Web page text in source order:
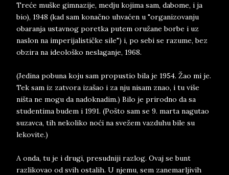
Treće muške gimnazije, medju kojima sam, dabome, i ja
bio), 1948 (kad sam konačno uhvaćen u "organizovanju
obaranja ustavnog poretka putem oružane borbe i uz
naslon na imperijalističke sile") i, po sebi se razume, bez
obzira na ideološko neslaganje, 1968.
(Jedina pobuna koju sam propustio bila je 1954. Žao mi je.
Tek sam iz zatvora izašao i za nju nisam znao, i tu više
ništa ne mogu da nadoknadim.) Bilo je prirodno da sa
studentima budem i 1991. (Pošto sam se 9. marta nagutao
suzavca, tih nekoliko noći na svežem vazduhu bile su
lekovite.)
A onda, tu je i drugi, presudniji razlog. Ovaj se bunt
razlikovao od svih ostalih. U njemu, sem zanemarljivih